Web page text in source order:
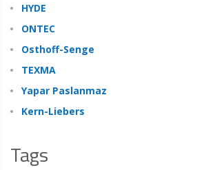
HYDE
ONTEC
Osthoff-Senge
TEXMA
Yapar Paslanmaz
Kern-Liebers
Tags